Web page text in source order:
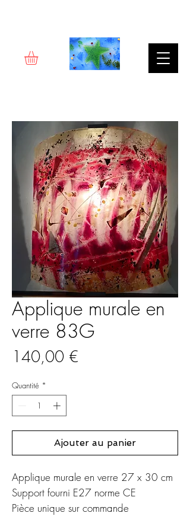
Applique murale en
verre 83G
140,00 €
Quantité *
Ajouter au panier
Applique murale en verre 27 x 30 cm
Support fourni E27 norme CE
Pièce unique sur commande